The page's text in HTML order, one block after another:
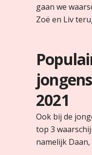
gaan we
Zoë en Liv
2021
Ook bij de
top 3
namelijk Daan,